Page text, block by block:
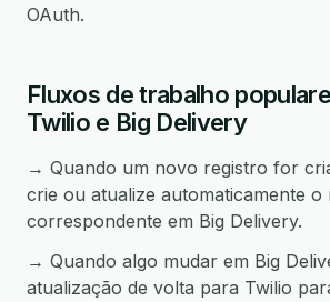
OAuth.
Fluxos de trabalho
Twilio e Big Delivery
→ Quando um novo registro for
crie ou atualize automaticamente o
correspondente em Big Delivery.
→ Quando algo mudar em Big
atualização de volta para Twilio